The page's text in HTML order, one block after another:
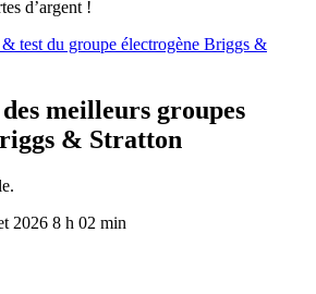
d’argent !
test du groupe électrogène Briggs &
meilleurs groupes
& Stratton
2026 8 h 02 min